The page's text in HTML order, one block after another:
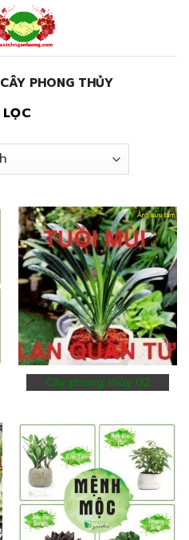
CÂY PHONG THỦY
LỌC
Cây phong thủy 02